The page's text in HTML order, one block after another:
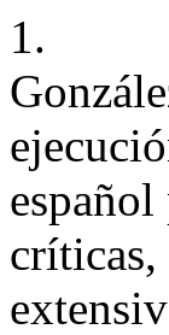
1.
críticas,